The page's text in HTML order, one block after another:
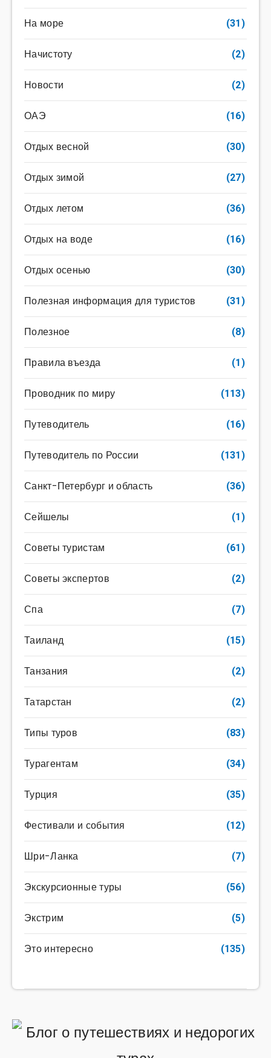
На море (31)
Начистоту (2)
Новости (2)
ОАЭ (16)
Отдых весной (30)
Отдых зимой (27)
Отдых летом (36)
Отдых на воде (16)
Отдых осенью (30)
Полезная информация для туристов (31)
Полезное (8)
Правила въезда (1)
Проводник по миру (113)
Путеводитель (16)
Путеводитель по России (131)
Санкт-Петербург и область (36)
Сейшелы (1)
Советы туристам (61)
Советы экспертов (2)
Спа (7)
Таиланд (15)
Танзания (2)
Татарстан (2)
Типы туров (83)
Турагентам (34)
Турция (35)
Фестивали и события (12)
Шри-Ланка (7)
Экскурсионные туры (56)
Экстрим (5)
Это интересно (135)